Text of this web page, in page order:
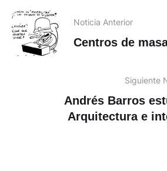
Noticia Anterior
Centros de
Siguiente
Andrés Barros
Arquitectura e